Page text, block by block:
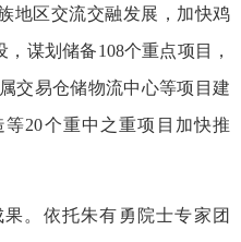
地区交流交融发展，加快鸡
谋划储备108个重点项目，
交易仓储物流中心等项目建
20个重中之重项目加快推
。依托朱有勇院士专家团